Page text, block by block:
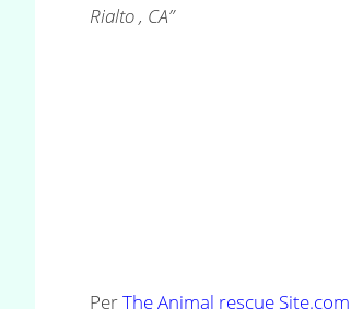
Rialto , CA”
PerThe Animal rescue Site.com